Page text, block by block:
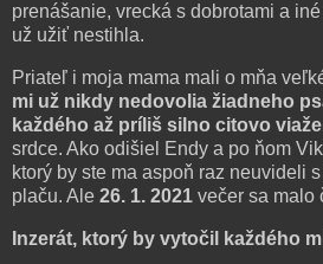
prenášanie, vrecká s dobrotami a
už užiť nestihla.
Priateľ i moja mama mali o mňa
mi už nikdy nedovolia žiadneho
každého až príliš silno citovo
srdce. Ako odišiel Endy a po ňom
ktorý by ste ma aspoň raz neuvideli
plaču. Ale 26. 1. 2021 večer sa malo
Inzerát, ktorý by vytočil každého